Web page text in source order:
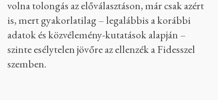
volna tolongás az előválasztáson, már csak azért
is, mert gyakorlatilag – legalábbis a korábbi
adatok és közvélemény-kutatások alapján –
szinte esélytelen jövőre az ellenzék a Fidesszel
szemben.